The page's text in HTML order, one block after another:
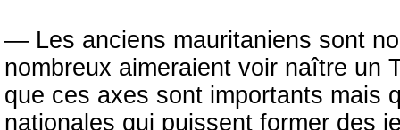
— Les anciens mauritaniens sont
nombreux aimeraient voir naître un
que ces axes sont importants mais
nationales qui puissent former des